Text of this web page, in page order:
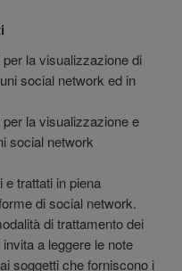
la visualizzazione di
social network ed in
la visualizzazione e
social network
trattati in piena
di social network.
di trattamento dei
a leggere le note
soggetti che forniscono i